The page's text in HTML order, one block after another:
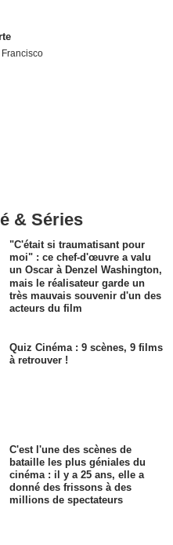
& Séries
"C'était si traumatisant pour
moi" : ce chef-d'œuvre a valu
un Oscar à Denzel Washington,
mais le réalisateur garde un
très mauvais souvenir d'un des
acteurs du film
Quiz Cinéma : 9 scènes, 9 films
à retrouver !
C'est l'une des scènes de
bataille les plus géniales du
cinéma : il y a 25 ans, elle a
donné des frissons à des
millions de spectateurs